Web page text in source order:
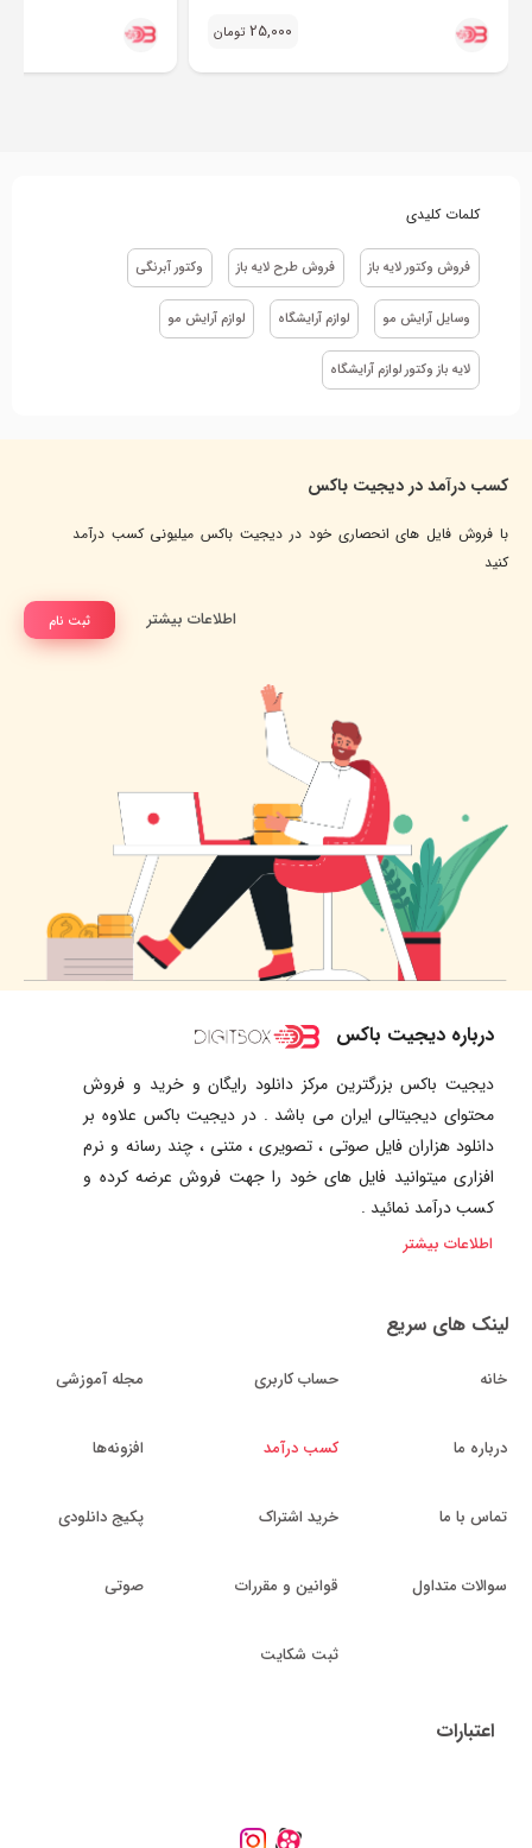
25,000 تومان
کلمات کلیدی
فروش وکتور لایه باز فروش طرح لایه باز وکتور آبرنگی
وسایل آرایش مو لوازم آرایشگاه لوازم آرایش مو
لایه باز وکتور لوازم آرایشگاه
کسب درآمد در دیجیت باکس
با فروش فایل های انحصاری خود در دیجیت باکس میلیونی کسب درآمد
کنید
ثبت نام اطلاعات بیشتر
درباره دیجیت باکس
دیجیت باکس بزرگترین مرکز دانلود رایگان و خرید و فروش
محتوای دیجیتالی ایران می باشد . در دیجیت باکس علاوه بر
دانلود هزاران فایل صوتی ، تصویری ، متنی ، چند رسانه و نرم
افزاری میتوانید فایل های خود را جهت فروش عرضه کرده و
کسب درآمد نمائید .
اطلاعات بیشتر
لینک های سریع
خانه
درباره ما
تماس با ما
سوالات متداول
حساب کاربری
کسب درآمد
خرید اشتراک
قوانین و مقررات
ثبت شکایت
مجله آموزشی
افزونه‌ها
پکیج دانلودی
صوتی
اعتبارات